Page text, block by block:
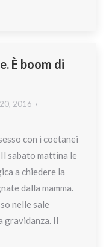
È boom di
2016
con i coetanei
sabato mattina le
a chiedere la
dalla mamma.
nelle sale
gravidanza. Il